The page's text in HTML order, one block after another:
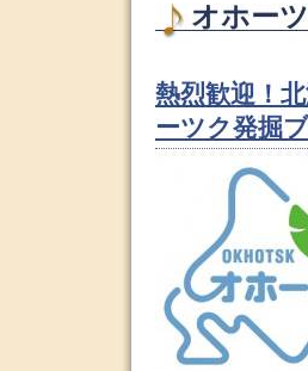
オホー
熱烈歓迎！
ーツク発掘